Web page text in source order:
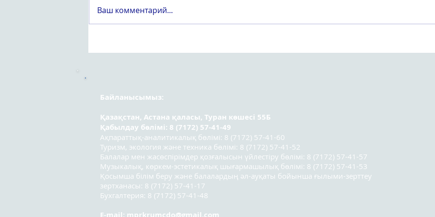
Ваш комментарий...
Байланысымыз:
Қазақстан, Астана қаласы, Туран көшесі 55Б
Қабылдау бөлімі: 8 (7172) 57-41-49
Ақпараттық-аналитикалық бөлімі: 8 (7172) 57-41-60
Туризм, экология және техника бөлімі: 8 (7172) 57-41-52
Балалар мен жасөспірімдер қозғалысын үйлестіру бөлімі: 8 (7172) 57-41-57
Музыкалық, көркем-эстетикалық шығармашылық бөлімі: 8 (7172) 57-41-53
Қосымша білім беру және балалардың әл-ауқаты бойынша ғылыми-зерттеу
зертханасы: 8 (7172) 57-41-17
Бухгалтерия: 8 (7172) 57-41-48